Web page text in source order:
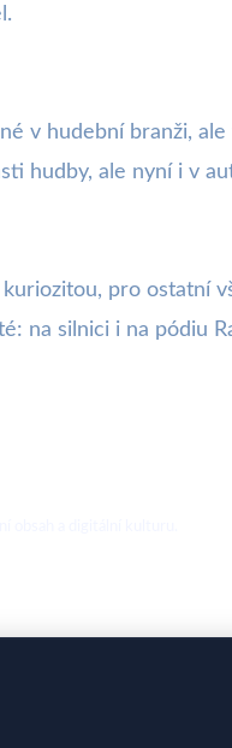
v hudební branži,
hudby, ale nyní i v
pro ostatní
na silnici i na pódiu